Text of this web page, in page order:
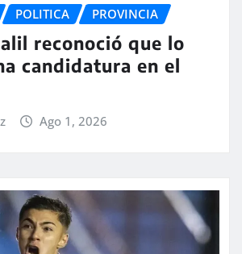
POLITICA PROVINCIA
reconoció que lo
candidatura en el
Ago 1, 2026